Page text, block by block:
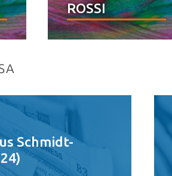
ROSSI
Schmidt-